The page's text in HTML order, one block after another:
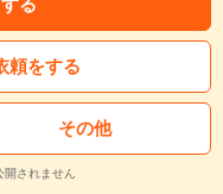
る
頼をする
その他
されません
ますか？